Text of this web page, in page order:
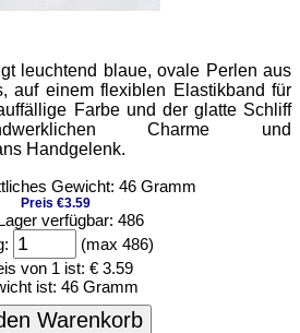
leuchtend blaue, ovale Perlen aus
auf einem flexiblen Elastikband für
Farbe und der glatte Schliff
Charme und
Handgelenk.
Gewicht: 46 Gramm
Preis €3.59
verfügbar: 486
(max 486)
von 1 ist: € 3.59
ist: 46 Gramm
Warenkorb